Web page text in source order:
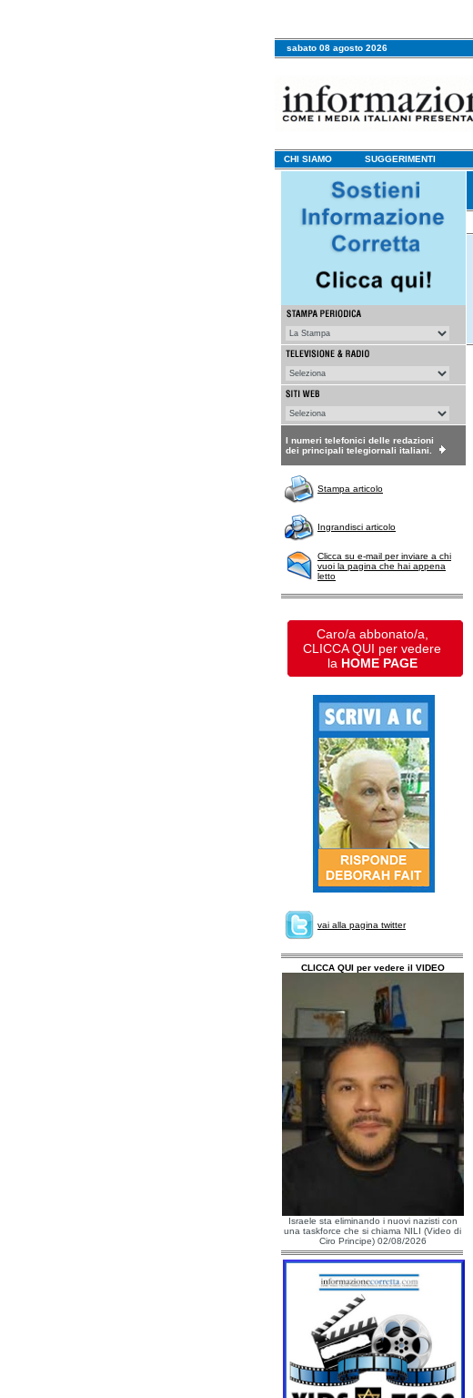
sabato 08 agosto 2026
CHI SIAMO SUGGERIMENTI
I numeri telefonici delle redazioni
dei principali telegiornali italiani.
Stampa articolo
Ingrandisci articolo
Clicca su e-mail per inviare a chi
vuoi la pagina che hai appena
letto
Caro/a abbonato/a,
CLICCA QUI per vedere
la HOME PAGE
vai alla pagina twitter
CLICCA QUI per vedere il VIDEO
Israele sta eliminando i nuovi nazisti con
una taskforce che si chiama NILI (Video di
Ciro Principe) 02/08/2026